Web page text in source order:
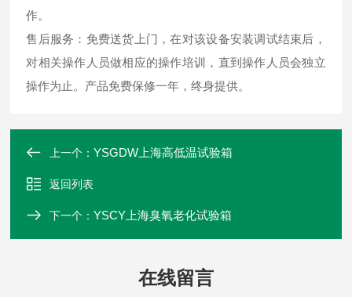
作。
售后服务：免费送货上门，在对该设备安装调试结束后，
对相关操作人员做相应的操作培训，直到操作人员会独立
操作为止。产品免费保修一年，终身提供。
上一个：YSGDW上海高低温试验箱
返回列表
下一个：YSCY上海臭氧老化试验箱
在线留言